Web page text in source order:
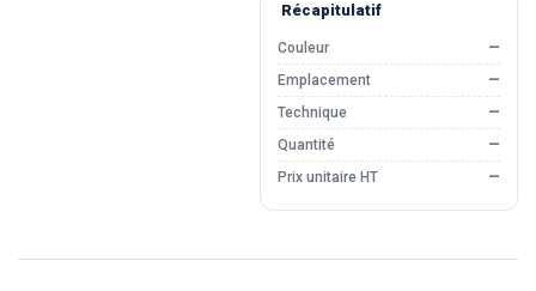
Récapitulatif
Couleur
—
Emplacement
—
Technique
—
Quantité
—
Prix unitaire HT
—